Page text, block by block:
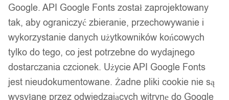
Google. API Google Fonts został zaprojektowany
tak, aby ograniczyć zbieranie, przechowywanie i
wykorzystanie danych użytkowników końcowych
tylko do tego, co jest potrzebne do wydajnego
dostarczania czcionek. Użycie API Google Fonts
jest nieudokumentowane. Żadne pliki cookie nie są
wysyłane przez odwiedzających witrynę do Google